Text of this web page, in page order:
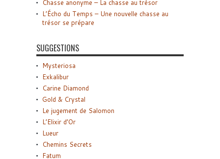
Chasse anonyme – La chasse au trésor
L’Écho du Temps – Une nouvelle chasse au
trésor se prépare
SUGGESTIONS
Mysteriosa
Exkalibur
Carine Diamond
Gold & Crystal
Le jugement de Salomon
L’Elixir d’Or
Lueur
Chemins Secrets
Fatum